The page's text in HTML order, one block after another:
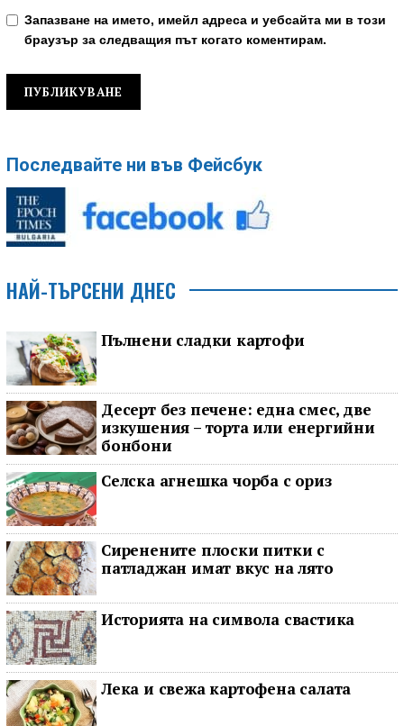
Запазване на името, имейл адреса и уебсайта ми в този
браузър за следващия път когато коментирам.
Последвайте ни във Фейсбук
НАЙ-ТЪРСЕНИ ДНЕС
Пълнени сладки картофи
Десерт без печене: една смес, две
изкушения – торта или енергийни
бонбони
Селска агнешка чорба с ориз
Сиренените плоски питки с
патладжан имат вкус на лято
Историята на символа свастика
Лека и свежа картофена салата